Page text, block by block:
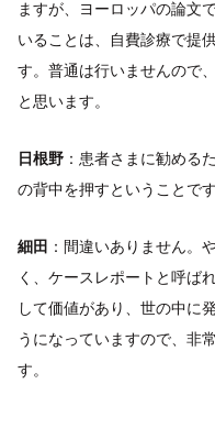
ますが、ヨーロッパの論文
いることは、自費診療で提
す。普通は行いませんので
と思います。
日根野 ：患者さまに勧める
の背中を押すということです
細田 ：間違いありません。
く、ケースレポートと呼ば
して価値があり、世の中に
うになっていますので、非
す。